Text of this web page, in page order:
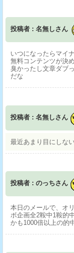
投稿者 : 名無しさん
いつになったらマイ
無料コンテンツが決
臭かったし文章ダブ
だな
投稿者 : 名無しさん
最近あまり目にしな
投稿者 : のっちさん
本日のメールで、オ
ボ企画全2鞍中1鞍的
かも1000倍以上の的